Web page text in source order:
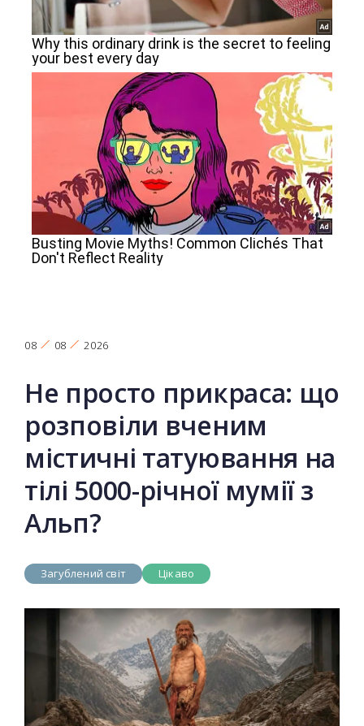
08 08 2026
Не просто прикраса: що
розповіли вченим
містичні татуювання на
тілі 5000-річної мумії з
Альп?
Загублений світ Цікаво